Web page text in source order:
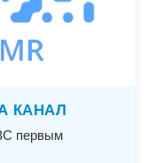
КАНАЛ
первым